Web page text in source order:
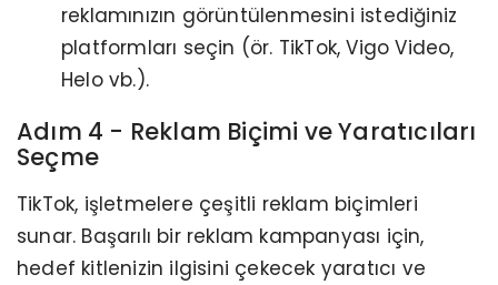
reklamınızın görüntülenmesini istediğiniz
platformları seçin (ör. TikTok, Vigo Video,
Helo vb.).
Adım 4 - Reklam Biçimi ve Yaratıcıları
Seçme
TikTok, işletmelere çeşitli reklam biçimleri
sunar. Başarılı bir reklam kampanyası için,
hedef kitlenizin ilgisini çekecek yaratıcı ve